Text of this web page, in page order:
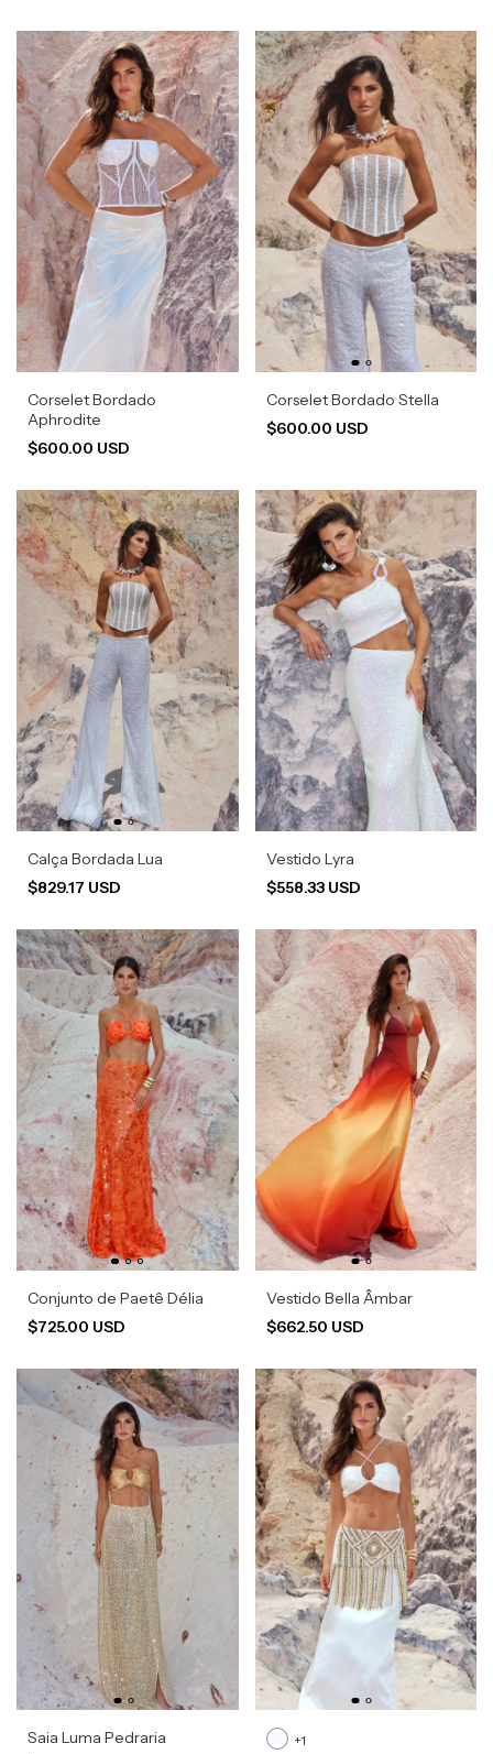
Corselet Bordado
Aphrodite
$600.00 USD
Corselet Bordado Stella
$600.00 USD
Calça Bordada Lua
$829.17 USD
Vestido Lyra
$558.33 USD
Conjunto de Paetê Délia
$725.00 USD
Vestido Bella Âmbar
$662.50 USD
Saia Luma Pedraria
+1